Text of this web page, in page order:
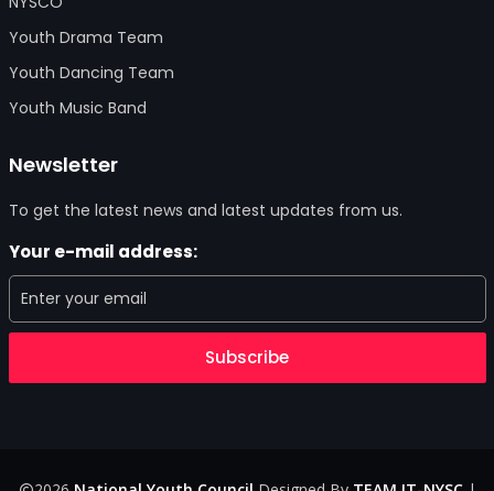
Youth Drama Team
Youth Dancing Team
Youth Music Band
Newsletter
To get the latest news and latest updates from us.
Your e-mail address:
Subscribe